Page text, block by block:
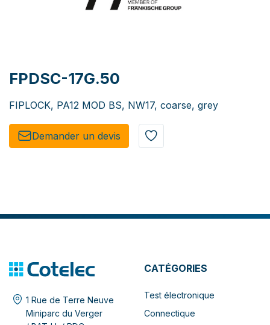
FPDSC-17G.50
FIPLOCK, PA12 MOD BS, NW17, coarse, grey
Demander un de​​vis​​
1 Rue de Terre Neuve
Miniparc du Verger
CATÉGORIES
Test électronique
Connectique